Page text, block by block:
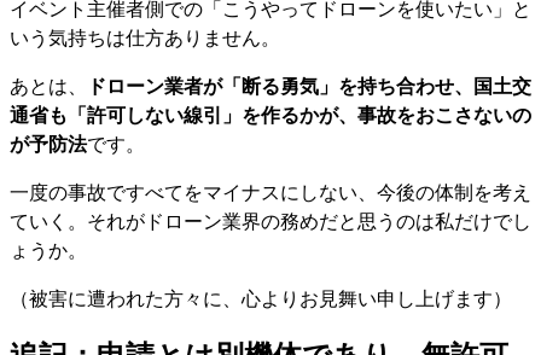
イベント主催者側での「こうやってドローンを使いたい」と
いう気持ちは仕方ありません。
あとは、
ドローン業者が「断る勇気」を持ち合わせ、国土交
通省も「許可しない線引」を作るかが、事故をおこさないの
が予防法です。
一度の事故ですべてをマイナスにしない、今後の体制を考え
ていく。それがドローン業界の務めだと思うのは私だけでし
ょうか。
（被害に遭われた方々に、心よりお見舞い申し上げます）